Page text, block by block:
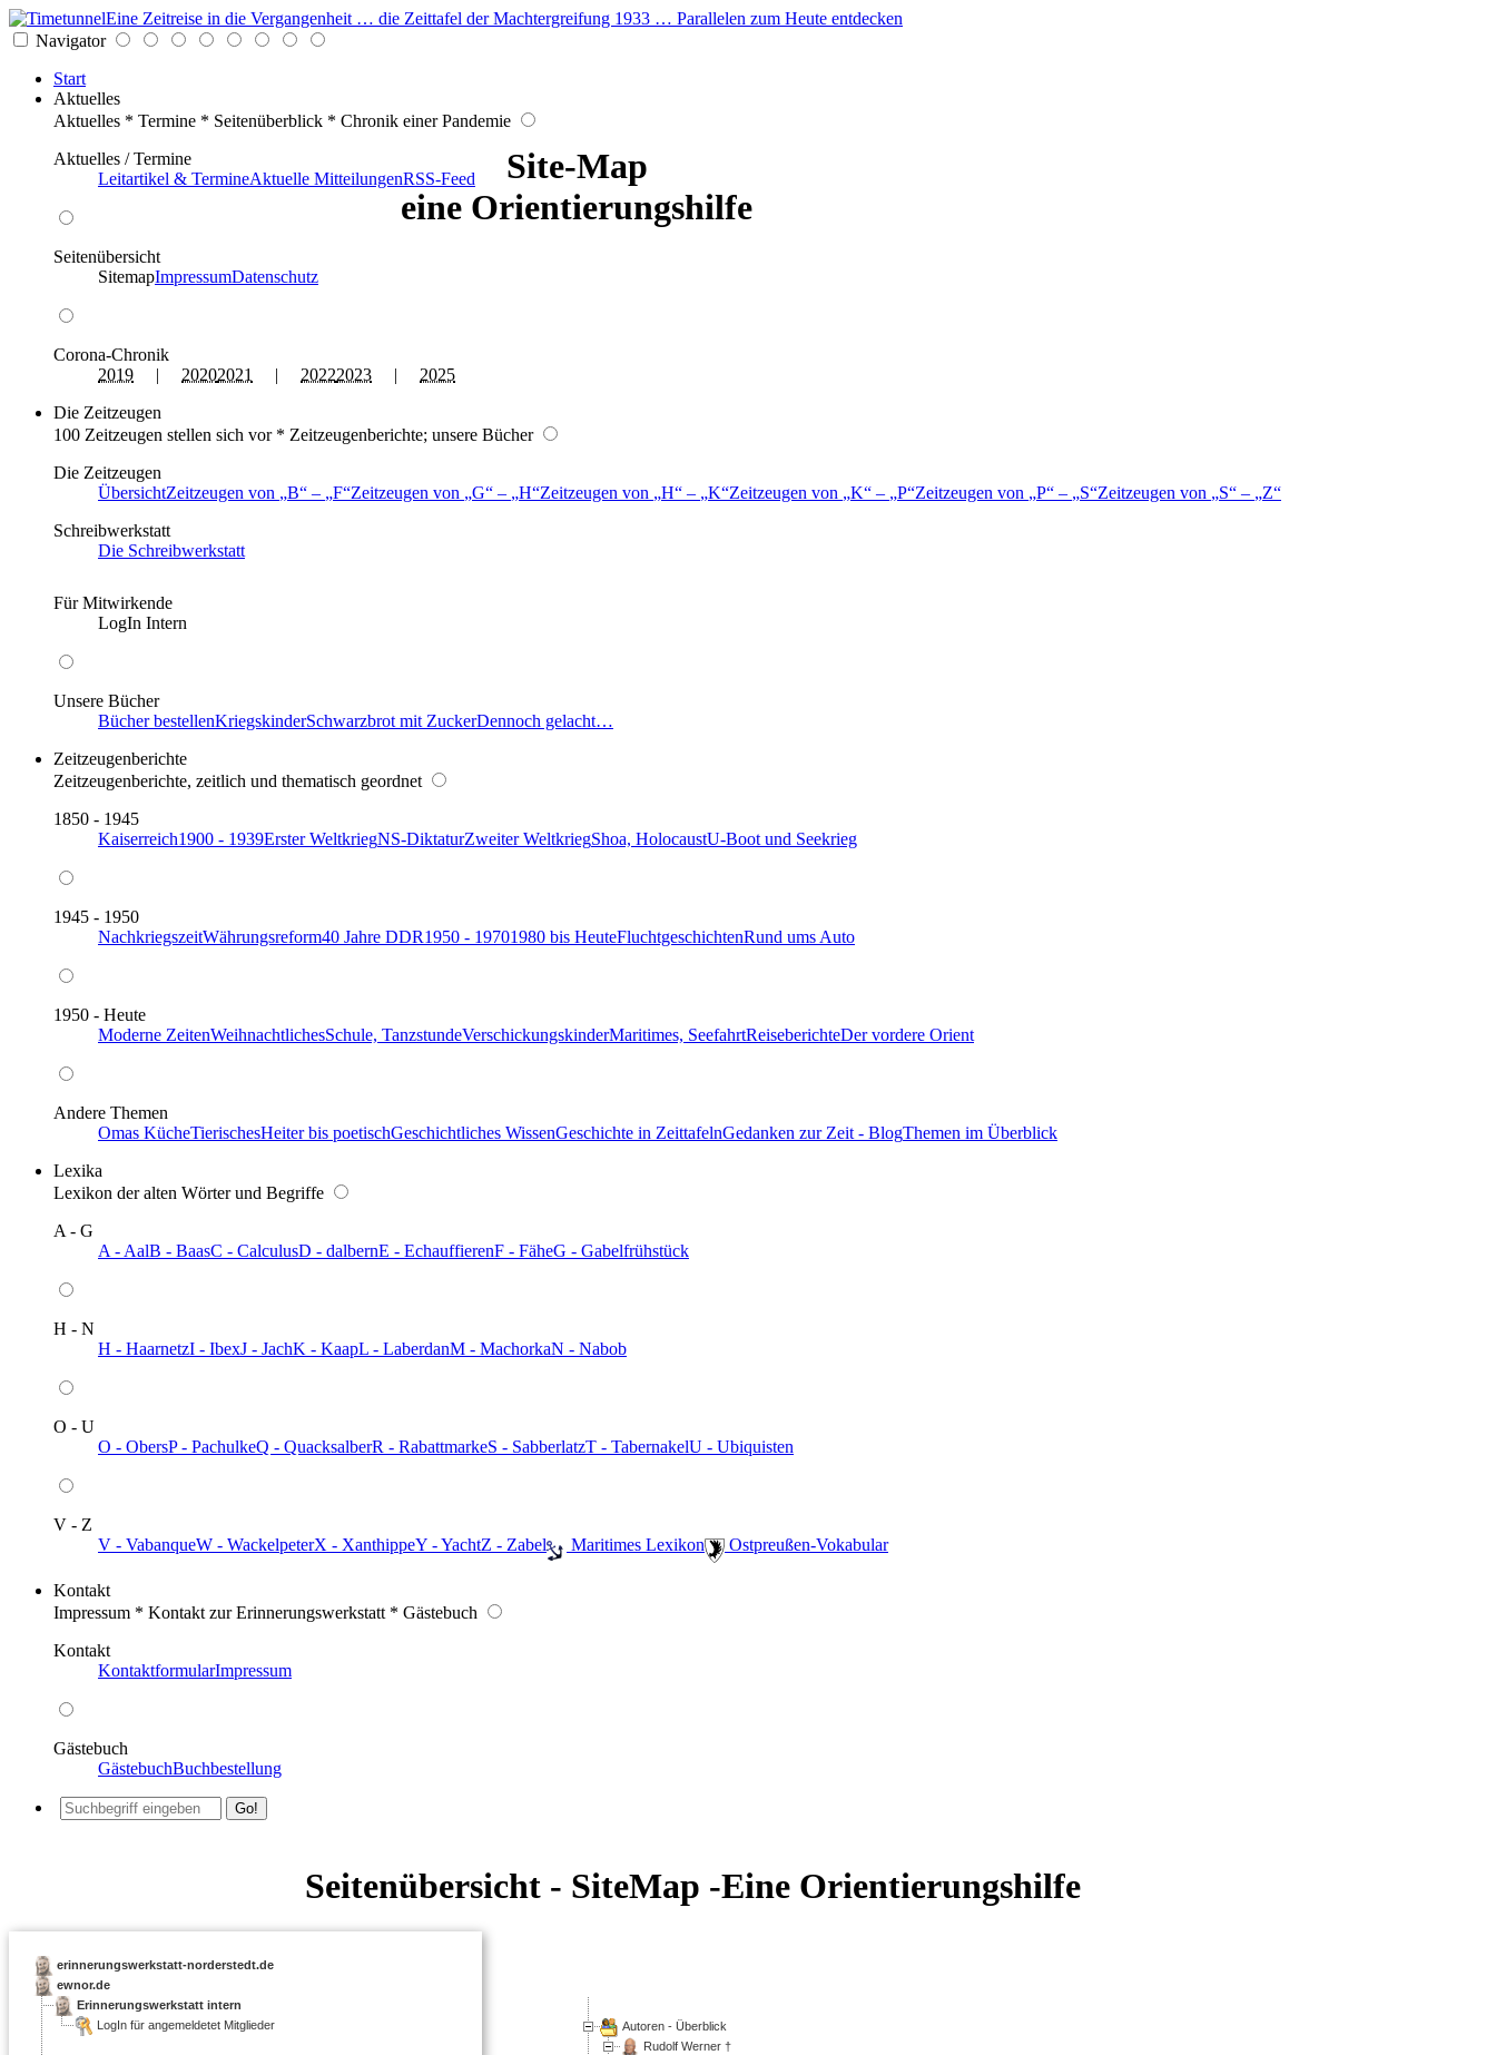
Eine Zeitreise in die Vergangenheit … die Zeittafel der Machtergreifung 1933 … Parallelen zum Heute entdecken
Navigator
Start
Aktuelles
Aktuelles * Termine * Seitenüberblick * Chronik einer Pandemie
Aktuelles / Termine
Leitartikel & TermineAktuelle MitteilungenRSS-Feed
Seitenübersicht
SitemapImpressumDatenschutz
Corona-Chronik
2019 | 20202021 | 20222023 | 2025
Die Zeitzeugen
100 Zeitzeugen stellen sich vor * Zeitzeugenberichte; unsere Bücher
Die Zeitzeugen
ÜbersichtZeitzeugen von B – F Zeitzeugen von G – H Zeitzeugen von H – K Zeitzeugen von K – P Zeitzeugen von P – S Zeitzeugen von S –
Z
Schreibwerkstatt
Die Schreibwerkstatt
Für Mitwirkende
LogIn Intern
Unsere Bücher
Bücher bestellenKriegskinderSchwarzbrot mit ZuckerDennoch gelacht…
Zeitzeugenberichte
Zeitzeugenberichte, zeitlich und thematisch geordnet
1850 - 1945
Kaiserreich1900 - 1939Erster WeltkriegNS-DiktaturZweiter WeltkriegShoa, HolocaustU-Boot und Seekrieg
1945 - 1950
NachkriegszeitWährungsreform40 Jahre DDR1950 - 19701980 bis HeuteFluchtgeschichtenRund ums Auto
1950 - Heute
Moderne ZeitenWeihnachtlichesSchule, TanzstundeVerschickungskinderMaritimes, SeefahrtReiseberichteDer vordere Orient
Andere Themen
Omas KücheTierischesHeiter bis poetischGeschichtliches WissenGeschichte in ZeittafelnGedanken zur Zeit - BlogThemen im Überblick
Lexika
Lexikon der alten Wörter und Begriffe
A - G
A - AalB - BaasC - CalculusD - dalbernE - EchauffierenF - FäheG - Gabelfrühstück
H - N
H - HaarnetzI - IbexJ - JachK - KaapL - LaberdanM - MachorkaN - Nabob
O - U
O - ObersP - PachulkeQ - QuacksalberR - RabattmarkeS - SabberlatzT - TabernakelU - Ubiquisten
V - Z
V - VabanqueW - WackelpeterX - XanthippeY - YachtZ - Zabel ️ Maritimes Lexikon ️ Ostpreußen-Vokabular
Kontakt
Impressum * Kontakt zur Erinnerungswerkstatt * Gästebuch
Kontakt
KontaktformularImpressum
Gästebuch
GästebuchBuchbestellung
Site-Map
eine Orientierungshilfe
Seitenübersicht - SiteMap -Eine Orientierungshilfe
Autoren - Überblick
Rudolf Werner †
erinnerungswerkstatt-norderstedt.de
ewnor.de
Erinnerungswerkstatt intern
LogIn für angemeldetet Mitglieder